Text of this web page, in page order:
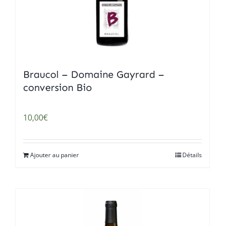
Braucol – Domaine Gayrard –
conversion Bio
10,00€
Ajouter au panier Détails